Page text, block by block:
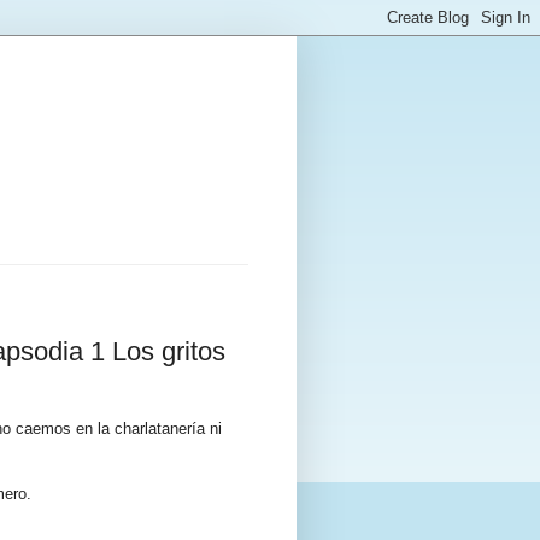
1 Los gritos
caemos en la charlatanería ni